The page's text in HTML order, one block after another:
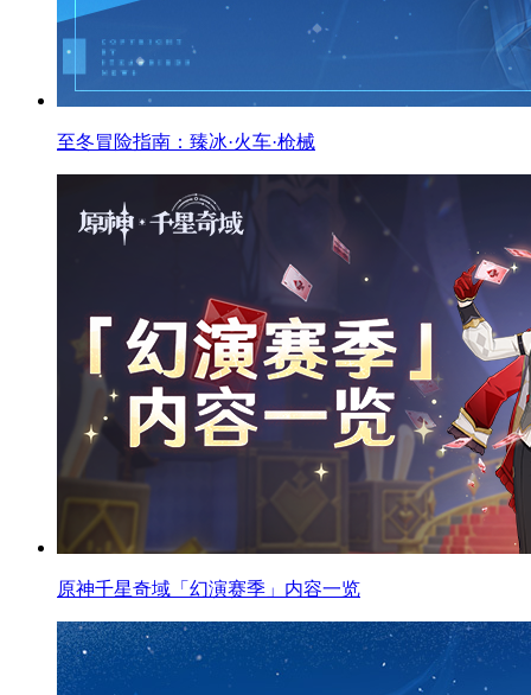
至冬冒险指南：臻冰·火车·枪械
原神千星奇域「幻演赛季」内容一览